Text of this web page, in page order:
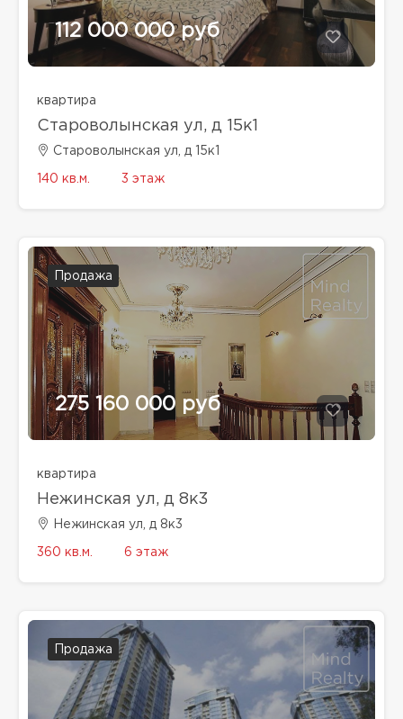
112 000 000 руб
квартира
Староволынская ул, д 15к1
Староволынская ул, д 15к1
140 кв.м. 3 этаж
Продажа
275 160 000 руб
квартира
Нежинская ул, д 8к3
Нежинская ул, д 8к3
360 кв.м. 6 этаж
Продажа